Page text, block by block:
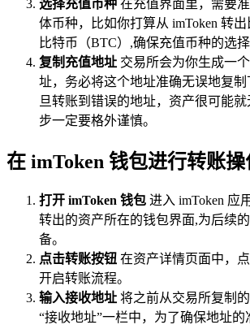
选择充值币种 在充值界面里，需要
体币种，比如你打算从 imToken 转
比特币（BTC）,确保充值币种的选择
复制充值地址 交易所会为你生成一
址，务必将这个地址准确无误地复
旦转账到错误的地址，资产很可能
步一定要格外谨慎。
在 imToken 钱包进行转账操
打开 imToken 钱包 进入 imToken 应
转出的资产所在的钱包界面,为后续
备。
点击转账按钮 在资产详情页面中，
开启转账流程。
输入接收地址 将之前从交易所复制
“接收地址”一栏中，为了确保地址